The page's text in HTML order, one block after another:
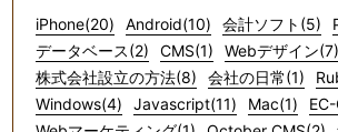
iPhone(20) Android(10) 会計ソフト(5)
データベース(2)
CMS(1) Webデザイン(7)
株式会社設立の方法(8)
会社の日常(1)
Windows(4)
Javascript(11) Mac(1)